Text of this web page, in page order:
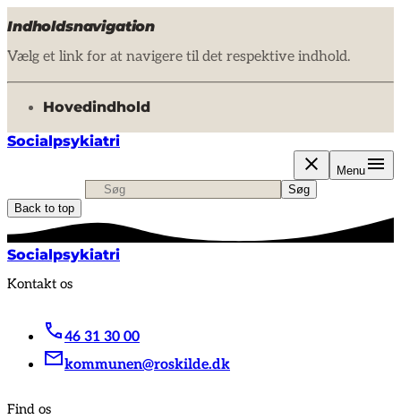
Indholdsnavigation
Vælg et link for at navigere til det respektive indhold.
gå til
Hovedindhold
Socialpsykiatri
Menu
Søg efter indhold, nyheder eller artikler
Søg
Back to top
Socialpsykiatri
Kontakt os
46 31 30 00
kommunen@roskilde.dk
Find os